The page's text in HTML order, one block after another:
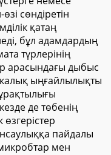
сөндіретін
қатаң
бұл адамдардың
түрлерінің
арасындағы дыбыс
ыңғайлылықты
де төбенің
пайдалы
мен